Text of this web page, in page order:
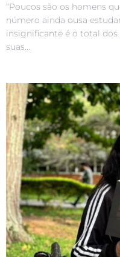
“Poucos são os homens
número ainda ousa
insignificante é o total
suas...